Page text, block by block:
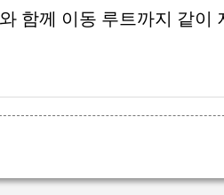
함께 이동 루트까지 같이